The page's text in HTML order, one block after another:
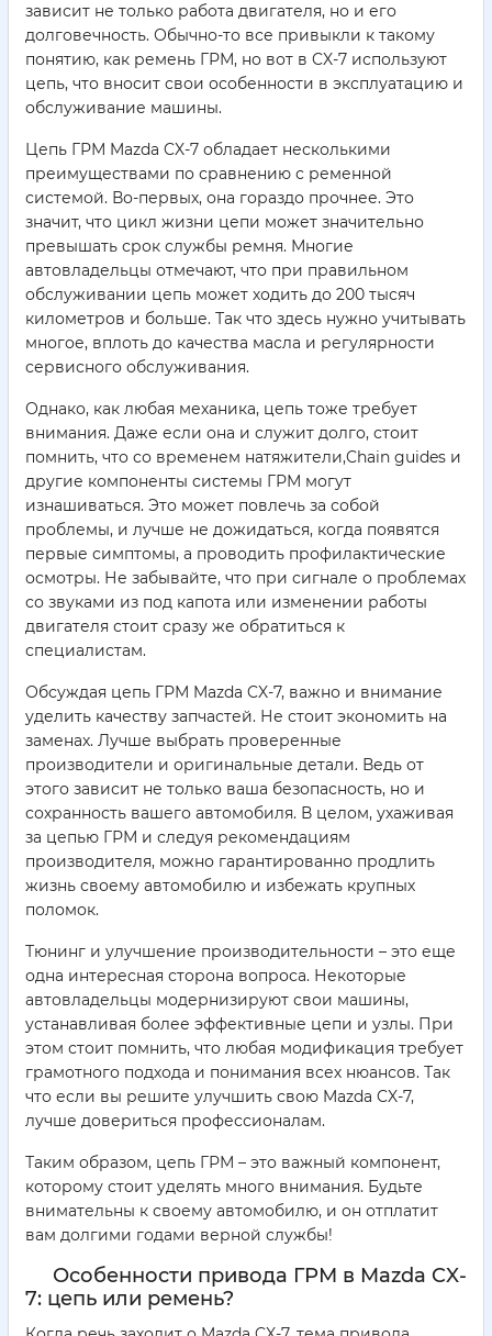
зависит не только работа двигателя, но и его
долговечность. Обычно-то все привыкли к такому
понятию, как ремень ГРМ, но вот в CX-7 используют
цепь, что вносит свои особенности в эксплуатацию и
обслуживание машины.
Цепь ГРМ Mazda CX-7 обладает несколькими
преимуществами по сравнению с ременной
системой. Во-первых, она гораздо прочнее. Это
значит, что цикл жизни цепи может значительно
превышать срок службы ремня. Многие
автовладельцы отмечают, что при правильном
обслуживании цепь может ходить до 200 тысяч
километров и больше. Так что здесь нужно учитывать
многое, вплоть до качества масла и регулярности
сервисного обслуживания.
Однако, как любая механика, цепь тоже требует
внимания. Даже если она и служит долго, стоит
помнить, что со временем натяжители,Chain guides и
другие компоненты системы ГРМ могут
изнашиваться. Это может повлечь за собой
проблемы, и лучше не дожидаться, когда появятся
первые симптомы, а проводить профилактические
осмотры. Не забывайте, что при сигнале о проблемах
со звуками из под капота или изменении работы
двигателя стоит сразу же обратиться к
специалистам.
Обсуждая цепь ГРМ Mazda CX-7, важно и внимание
уделить качеству запчастей. Не стоит экономить на
заменах. Лучше выбрать проверенные
производители и оригинальные детали. Ведь от
этого зависит не только ваша безопасность, но и
сохранность вашего автомобиля. В целом, ухаживая
за цепью ГРМ и следуя рекомендациям
производителя, можно гарантированно продлить
жизнь своему автомобилю и избежать крупных
поломок.
Тюнинг и улучшение производительности – это еще
одна интересная сторона вопроса. Некоторые
автовладельцы модернизируют свои машины,
устанавливая более эффективные цепи и узлы. При
этом стоит помнить, что любая модификация требует
грамотного подхода и понимания всех нюансов. Так
что если вы решите улучшить свою Mazda CX-7,
лучше довериться профессионалам.
Таким образом, цепь ГРМ – это важный компонент,
которому стоит уделять много внимания. Будьте
внимательны к своему автомобилю, и он отплатит
вам долгими годами верной службы!
Особенности привода ГРМ в Mazda CX-
7: цепь или ремень?